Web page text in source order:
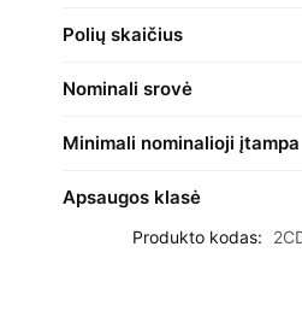
Polių skaičius
Nominali srovė
Minimali nominalioji įtampa
Apsaugos klasė
Produkto kodas: